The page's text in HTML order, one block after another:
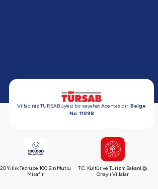
Villaciniz TÜRSAB üyesi bir seyahat Acentasıdır.Belge
No: 11098
20 Yıllık Tecrübe 100 Bin Mutlu
Misafir
T.C. Kültür ve Turizm Bakanlığı
Onaylı Villalar